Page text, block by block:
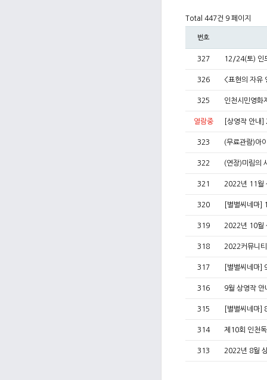
Total 447건 9 페이지
번호
327 12/24(토) 인
326 <표현의 자유
325 인천시민영화
열람중 [상영작 안내
323 (무료관람)아
322 (연장)미림의
321 2022년 11월
320 [별별씨네마]
319 2022년 10월
318 2022커뮤니
317 [별별씨네마]
316 9월 상영작
315 [별별씨네마]
314 제10회 인천
313 2022년 8월